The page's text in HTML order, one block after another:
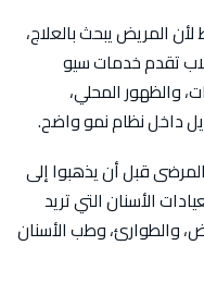
لأن المريض يبحث بالعلاج،
تقدم خدمات سيو
والظهور المحلي،
داخل نظام نمو واضح.
قبل أن يذهبوا إلى
الأسنان التي تريد
والطوارئ، وطب الأسنان